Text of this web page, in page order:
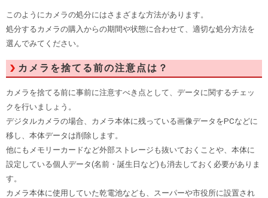
このようにカメラの処分にはさまざまな方法があります。
処分するカメラの購入からの期間や状態に合わせて、適切な処分方法を
選んでみてください。
カメラを捨てる前の注意点は？
カメラを捨てる前に事前に注意すべき点として、データに関するチェッ
クを行いましょう。
デジタルカメラの場合、カメラ本体に残っている画像データをPCなどに
移し、本体データは削除します。
他にもメモリーカードなど外部ストレージも抜いておくことや、本体に
設定している個人データ(名前・誕生日など)も消去しておく必要がありま
す。
カメラ本体に使用していた乾電池なども、スーパーや市役所に設置され